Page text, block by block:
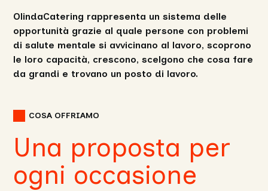
OlindaCatering rappresenta un sistema delle
opportunità grazie al quale persone con problemi
di salute mentale si avvicinano al lavoro, scoprono
le loro capacità, crescono, scelgono che cosa fare
da grandi e trovano un posto di lavoro.
COSA OFFRIAMO
Una proposta per
ogni occasione